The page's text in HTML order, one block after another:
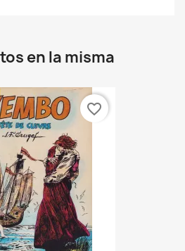
en la misma
favorite_border